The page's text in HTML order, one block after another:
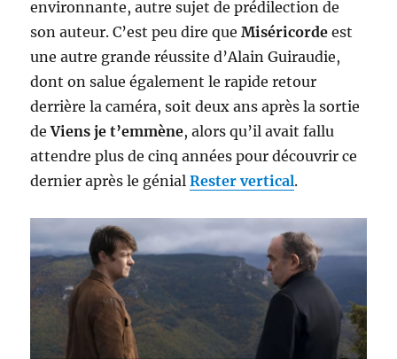
environnante, autre sujet de prédilection de
son auteur. C’est peu dire queMiséricorde est
une autre grande réussite d’Alain Guiraudie,
dont on salue également le rapide retour
derrière la caméra, soit deux ans après la sortie
deViens je t’emmène, alors qu’il avait fallu
attendre plus de cinq années pour découvrir ce
dernier après le génialRester vertical.